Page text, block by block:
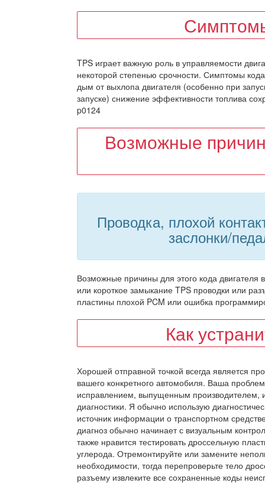
TPS играет важную роль в управляемости
некоторой степенью срочности. Симптомы
дым от выхлопа двигателя (особенно при
запуске) снижение эффективности топлива
p0124
Возможные
Проводка, плохой
заслонки/
Возможные причины для этого кода
или короткое замыкание TPS проводки или
пластины плохой PCM или ошибка
Как
Хорошей отправной точкой всегда является
вашего конкретного автомобиля. Ваша
исправлением, выпущенным производителем,
диагностики. Я обычно использую
источник информации о транспортном
диагноз обычно начинает с визуальным
также нравится тестировать дроссельную
углерода. Отремонтируйте или замените
необходимости, тогда перепроверьте тело
разъему извлеките все сохраненные коды